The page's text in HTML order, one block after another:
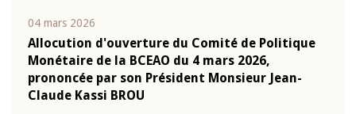
04 mars 2026
Allocution d'ouverture du Comité de Politique
Monétaire de la BCEAO du 4 mars 2026,
prononcée par son Président Monsieur Jean-
Claude Kassi BROU